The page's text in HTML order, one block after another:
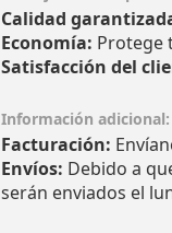
Calidad
Economía: Protege
Satisfacción del
Información adicional:
Facturación:
Envíos: Debido a
serán enviados el